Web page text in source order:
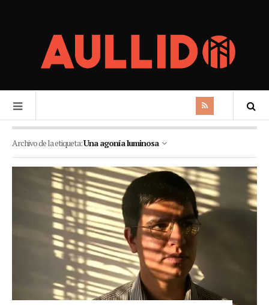
Archivo de la etiqueta:Una agonía luminosa